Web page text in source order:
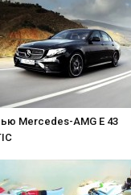
Mercedes-AMG E 43